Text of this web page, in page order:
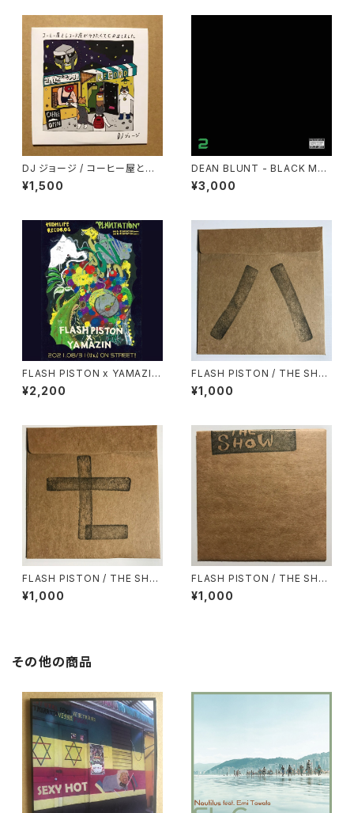
DJ ジョージ / コーヒー屋とレ
コード屋がやりたくてCD出しま
した
¥1,500
DEAN BLUNT - BLACK MET
AL 2 "LP"
¥3,000
FLASH PISTON x YAMAZIN
- PLANTATION "7inch"
¥2,200
FLASH PISTON / THE SHO
W vol.8
¥1,000
FLASH PISTON / THE SHO
W vol.7
¥1,000
FLASH PISTON / THE SHO
W vol.2
¥1,000
その他の商品